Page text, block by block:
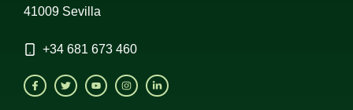
41009 Sevilla
+34 681 673 460